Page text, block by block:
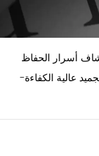
أسرار الحفاظ
عالية الكفاءة-